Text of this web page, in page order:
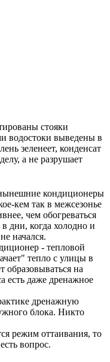
стояки
водостоки выведены в
зеленеет, конденсат
а не разрушает
кондиционеры
кем так в межсезонье
чем обогреваться
дни, когда холодно и
начался.
- тепловой
тепло с улицы в
образовываться на
есть даже дренажное
дренажную
блока. Никто
режим оттаивания, то
вопрос.